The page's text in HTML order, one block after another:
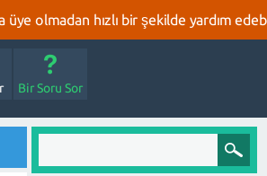
olmadan hızlı bir şekilde yardım
Bir Soru Sor